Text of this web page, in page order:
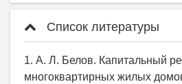
Список литературы
1. А. Л. Белов. Капитальный
многоквартирных жилых